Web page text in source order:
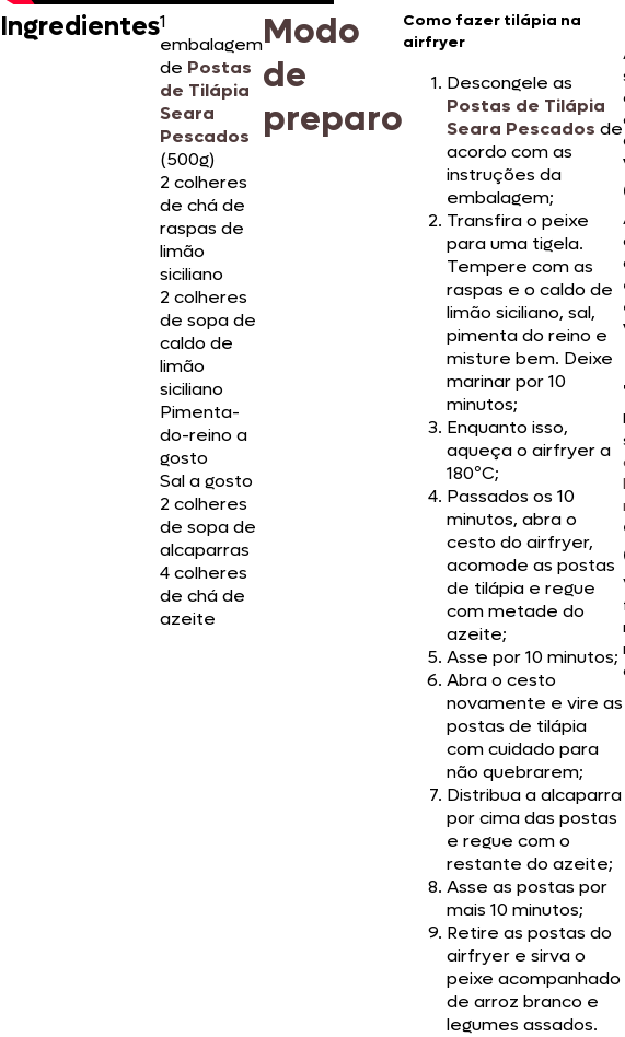
Ingredientes1
embalagem
de Postas
de Tilápia
Seara
Pescados
(500g)
2 colheres
de chá de
raspas de
limão
siciliano
2 colheres
de sopa de
caldo de
limão
siciliano
Pimenta-
do-reino a
gosto
Sal a gosto
2 colheres
de sopa de
alcaparras
4 colheres
de chá de
azeite
Modo
de
preparo
Como fazer tilápia na
airfryer
Descongele as
Postas de Tilápia
Seara Pescados de
acordo com as
instruções da
embalagem;
Transfira o peixe
para uma tigela.
Tempere com as
raspas e o caldo de
limão siciliano, sal,
pimenta do reino e
misture bem. Deixe
marinar por 10
minutos;
Enquanto isso,
aqueça o airfryer a
180ºC;
Passados os 10
minutos, abra o
cesto do airfryer,
acomode as postas
de tilápia e regue
com metade do
azeite;
Asse por 10 minutos;
Abra o cesto
novamente e vire as
postas de tilápia
com cuidado para
não quebrarem;
Distribua a alcaparra
por cima das postas
e regue com o
restante do azeite;
Asse as postas por
mais 10 minutos;
Retire as postas do
airfryer e sirva o
peixe acompanhado
de arroz branco e
legumes assados.